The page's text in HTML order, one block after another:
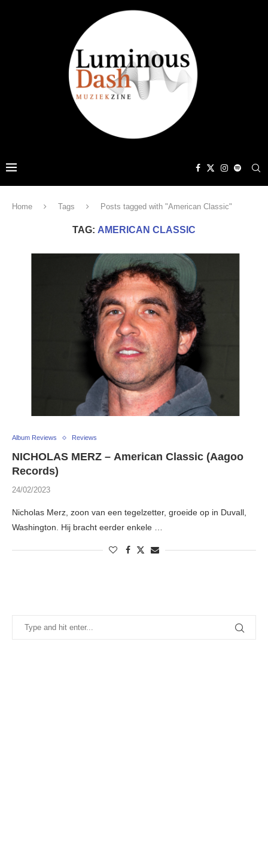
Home Tags Posts tagged with "American Classic"
TAG: AMERICAN CLASSIC
Album Reviews Reviews
NICHOLAS MERZ – American Classic (Aagoo
Records)
24/02/2023
Nicholas Merz, zoon van een tegelzetter, groeide op in Duvall,
Washington. Hij bracht eerder enkele …